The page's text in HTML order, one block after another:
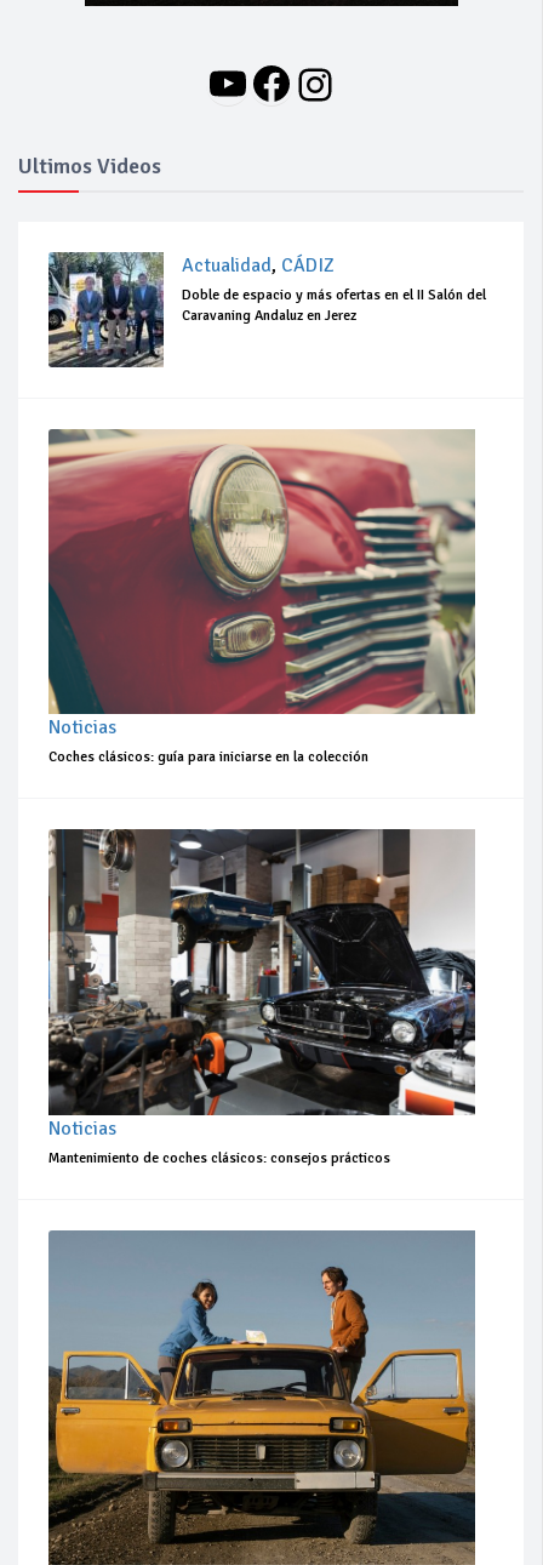
YouTube
Facebook
Instagram
Ultimos Videos
Actualidad, CÁDIZ
Doble de espacio y más ofertas en el II Salón del
Caravaning Andaluz en Jerez
Noticias
Coches clásicos: guía para iniciarse en la colección
Noticias
Mantenimiento de coches clásicos: consejos prácticos